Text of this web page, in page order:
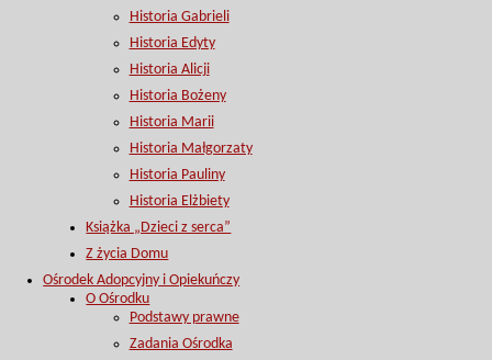
Historia Gabrieli
Historia Edyty
Historia Alicji
Historia Bożeny
Historia Marii
Historia Małgorzaty
Historia Pauliny
Historia Elżbiety
Książka „Dzieci z serca”
Z życia Domu
Ośrodek Adopcyjny i Opiekuńczy
O Ośrodku
Podstawy prawne
Zadania Ośrodka